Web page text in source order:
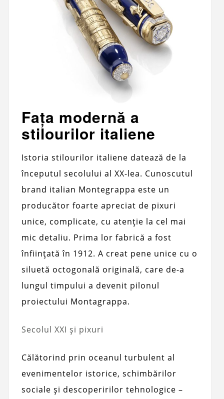
Fața modernă a
stilourilor italiene
Istoria stilourilor italiene datează de la
începutul secolului al XX-lea. Cunoscutul
brand italian Montegrappa este un
producător foarte apreciat de pixuri
unice, complicate, cu atenție la cel mai
mic detaliu. Prima lor fabrică a fost
înființată în 1912. A creat pene unice cu o
siluetă octogonală originală, care de-a
lungul timpului a devenit pilonul
proiectului Montagrappa.
Secolul XXI și pixuri
Călătorind prin oceanul turbulent al
evenimentelor istorice, schimbărilor
sociale și descoperirilor tehnologice –